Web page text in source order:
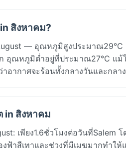
สิงหาคม?
— อุณหภูมิสูงประมาณ29°C
อุณหภูมิต่ำอยู่ที่ประมาณ27°C แม้
อากาศจะร้อนทั้งกลางวันและกลา
in สิงหาคม
เพียง1.6ชั่วโมงต่อวันที่
ฟ้าสีเทาและช่วงที่มีเมฆมากทำใ